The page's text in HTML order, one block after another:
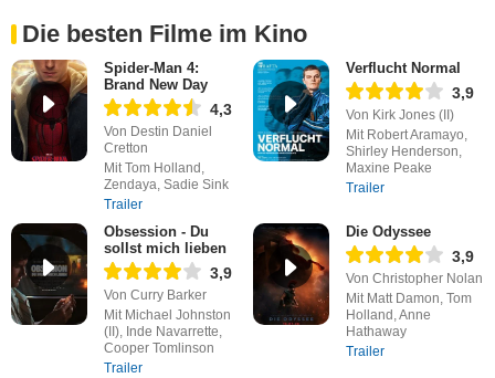
Die besten Filme im Kino
Spider-Man 4:
Brand New Day
4,3
Von Destin Daniel
Cretton
Mit Tom Holland,
Zendaya, Sadie Sink
Trailer
Verflucht Normal
3,9
Von Kirk Jones (II)
Mit Robert Aramayo,
Shirley Henderson,
Maxine Peake
Trailer
Obsession - Du
sollst mich lieben
3,9
Von Curry Barker
Mit Michael Johnston
(II), Inde Navarrette,
Cooper Tomlinson
Trailer
Die Odyssee
3,9
Von Christopher Nolan
Mit Matt Damon, Tom
Holland, Anne
Hathaway
Trailer